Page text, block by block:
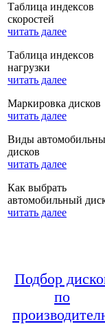
Таблица индексов
скоростей
читать далее
Таблица индексов
нагрузки
читать далее
Маркировка дисков
читать далее
Виды
дисков
читать далее
Как выбрать
автомобильный
читать далее
Подбор
по